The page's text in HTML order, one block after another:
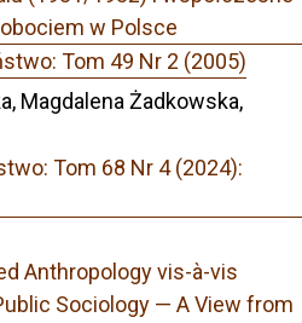
w Polsce
Tom 49 Nr 2 (2005)
Magdalena Żadkowska,
Tom 68 Nr 4 (2024):
Anthropology vis-à-vis
Sociology — A View from